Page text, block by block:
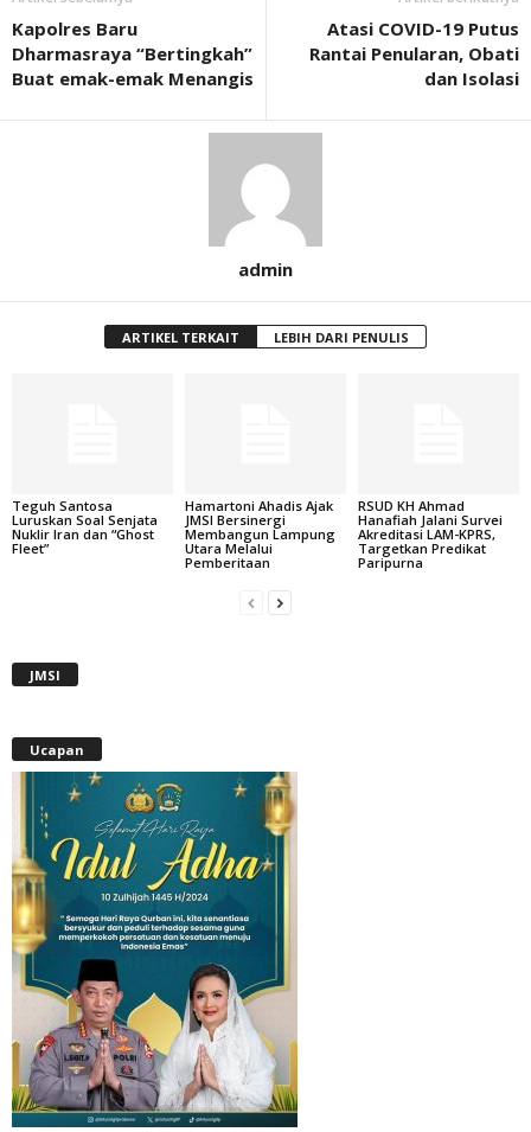
Kapolres Baru
Dharmasraya “Bertingkah”
Buat emak-emak Menangis
Atasi COVID-19 Putus
Rantai Penularan, Obati
dan Isolasi
admin
ARTIKEL TERKAIT LEBIH DARI PENULIS
Teguh Santosa
Luruskan Soal Senjata
Nuklir Iran dan “Ghost
Fleet”
Hamartoni Ahadis Ajak
JMSI Bersinergi
Membangun Lampung
Utara Melalui
Pemberitaan
RSUD KH Ahmad
Hanafiah Jalani Survei
Akreditasi LAM-KPRS,
Targetkan Predikat
Paripurna
JMSI
Ucapan